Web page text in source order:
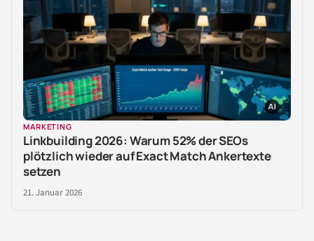
MARKETING
Linkbuilding 2026: Warum 52% der SEOs
plötzlich wieder auf Exact Match Ankertexte
setzen
21. Januar 2026